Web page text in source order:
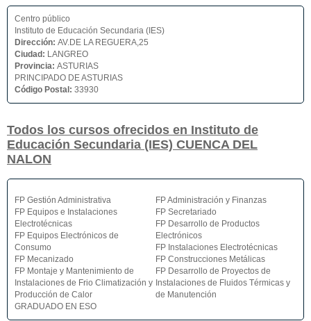
Centro público
Instituto de Educación Secundaria (IES)
Dirección: AV.DE LA REGUERA,25
Ciudad: LANGREO
Provincia: ASTURIAS
PRINCIPADO DE ASTURIAS
Código Postal: 33930
Todos los cursos ofrecidos en Instituto de
Educación Secundaria (IES) CUENCA DEL
NALON
FP Gestión Administrativa
FP Equipos e Instalaciones
Electrotécnicas
FP Equipos Electrónicos de
Consumo
FP Mecanizado
FP Montaje y Mantenimiento de
Instalaciones de Frio Climatización y
Producción de Calor
GRADUADO EN ESO
FP Administración y Finanzas
FP Secretariado
FP Desarrollo de Productos
Electrónicos
FP Instalaciones Electrotécnicas
FP Construcciones Metálicas
FP Desarrollo de Proyectos de
Instalaciones de Fluidos Térmicas y
de Manutención